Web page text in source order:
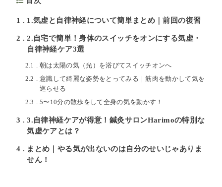
1 1.気虚と自律神経について簡単まとめ｜前回の復習
2
2.自宅で簡単！身体のスイッチをオンにする気虚・
自律神経ケア3選
2.1
朝は太陽の気（光）を浴びてスイッチオンへ
2.2
意識して綺麗な姿勢をとってみる｜筋肉を動かして気を
巡らせる
2.3
5〜10分の散歩をして全身の気を動かす！
3
3.自律神経ケアが得意！鍼灸サロンHarimoの特別な
気虚ケアとは？
4
まとめ｜やる気が出ないのは自分のせいじゃありま
せん！